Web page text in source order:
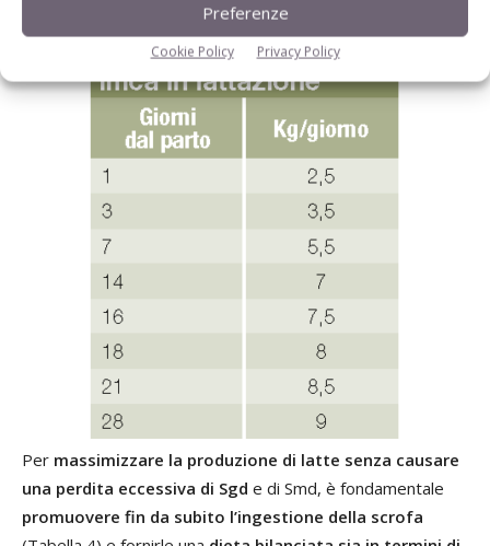
Preferenze
Cookie Policy Privacy Policy
Per massimizzare la produzione di latte senza causare
una perdita eccessiva di Sgd e di Smd, è fondamentale
promuovere fin da subito l’ingestione della scrofa